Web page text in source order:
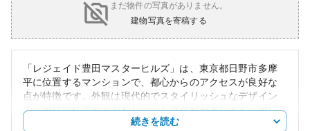
まだ物件の写真がありません。
建物写真を寄稿する
「レジェイド豊田マスターヒルズ」は、東京都日野市多摩
平に位置するマンションで、都心からのアクセスが良好な
点が特徴です。外観は現代的でスタイリッシュなデザイン
で、周辺の住宅地と調和しつつも存在感があります。周辺
には公園や商業施設、教育機関があり、生活利便性が高い
続きを読む